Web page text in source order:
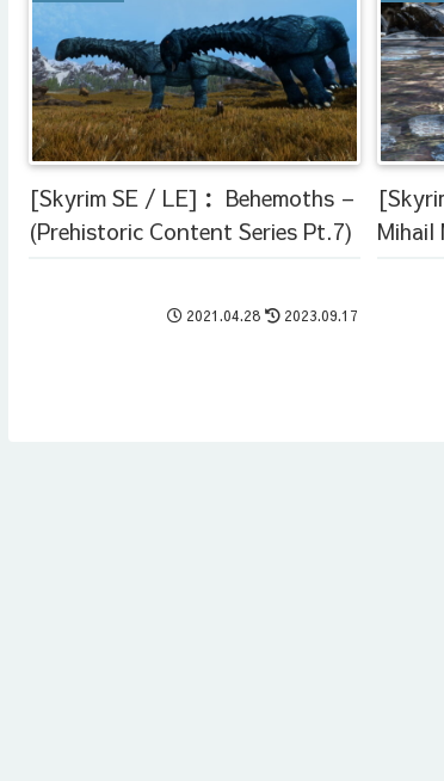
[Skyrim SE / LE]： Behemoths –
(Prehistoric Content Series Pt.7)
2021.04.28 2023.09.17
Mihail